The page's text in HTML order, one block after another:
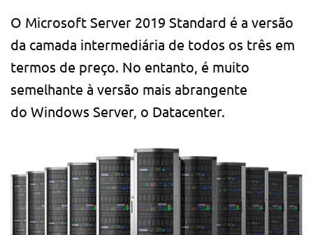
O Microsoft Server 2019 Standard é a versão
da camada intermediária de todos os três em
termos de preço. No entanto, é muito
semelhante à versão mais abrangente
do Windows Server, o Datacenter.